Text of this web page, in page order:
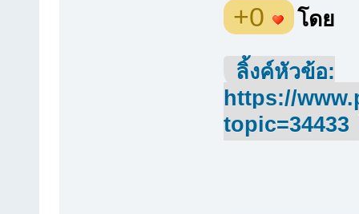
+0 โดย
ลิ้งค์หัวข้อ:
https://
topic=34433